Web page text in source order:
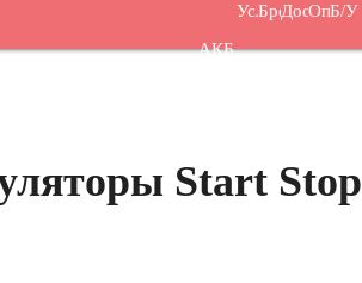
АКБ
Услуги
Бренды
Доставка
Оплата
Б/У
Start Stop